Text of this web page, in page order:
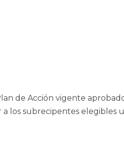
de Acción vigente
los subrecipentes